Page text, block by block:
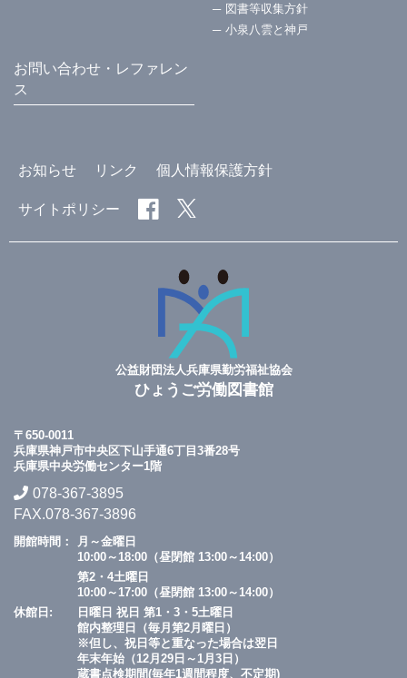
図書等収集方針
小泉八雲と神戸
お問い合わせ・レファレン
ス
お知らせ リンク 個人情報保護方針
サイトポリシー
公益財団法人兵庫県勤労福祉協会
ひょうご労働図書館
〒650-0011
兵庫県神戸市中央区下山手通6丁目3番28号
兵庫県中央労働センター1階
078-367-3895
FAX.078-367-3896
開館時間：
月～金曜日
10:00～18:00（昼閉館 13:00～14:00）
第2・4土曜日
10:00～17:00（昼閉館 13:00～14:00）
休館日:
日曜日 祝日 第1・3・5土曜日
館内整理日（毎月第2月曜日）
※但し、祝日等と重なった場合は翌日
年末年始（12月29日～1月3日）
蔵書点検期間(毎年1週間程度、不定期)